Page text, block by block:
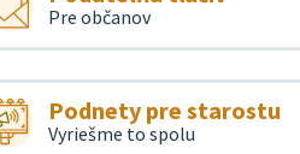
Pre občanov
Podnety pre starostu
Vyriešme to spolu